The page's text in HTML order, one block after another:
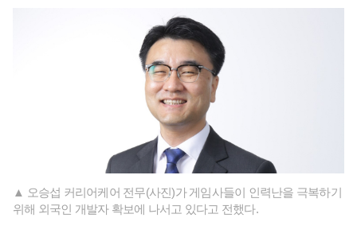
▲ 오승섭 커리어케어 전무(사진)가 게임사들이 인력난을 극복하기
위해 외국인 개발자 확보에 나서고 있다고 전했다.